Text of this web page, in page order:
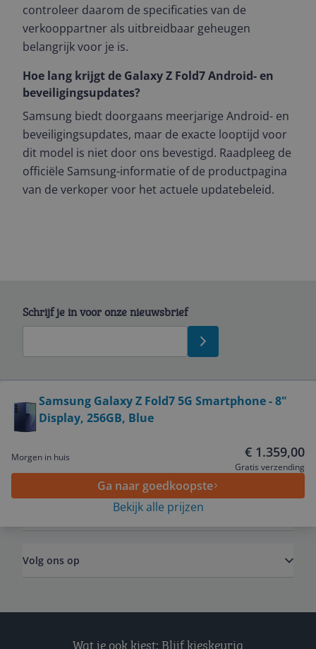
controleer daarom de specificaties van de
verkooppartner als uitbreidbaar geheugen
belangrijk voor je is.
Hoe lang krijgt de Galaxy Z Fold7 Android- en
beveiligingsupdates?
Samsung biedt doorgaans meerjarige Android- en
beveiligingsupdates, maar de exacte looptijd voor
dit model is niet door ons bevestigd. Raadpleeg de
officiële Samsung-informatie of de productpagina
van de verkoper voor het actuele updatebeleid.
Samsung Galaxy Z Fold7 5G Smartphone - 8"
Display, 256GB, Blue
Morgen in huis € 1.359,00
Gratis verzending
Ga naar goedkoopste
Bekijk alle prijzen
Schrijf je in voor onze nieuwsbrief
Service
Algemeen
Volg ons op
Wat je ook kiest: Blijf kieskeurig